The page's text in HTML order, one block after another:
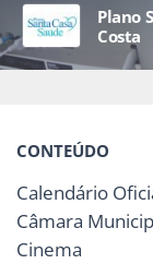
Plano
Costa
CONTEÚDO
Calendário
Câmara
Cinema